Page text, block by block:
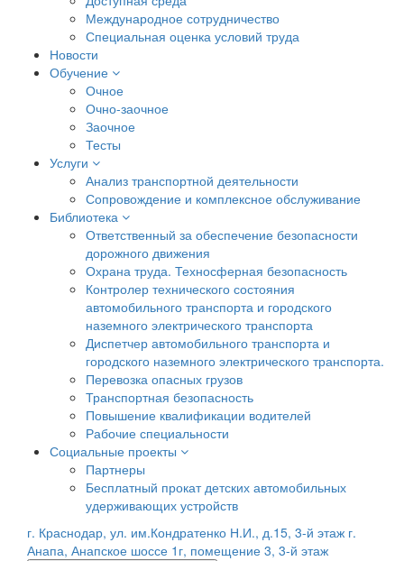
Международное сотрудничество
Специальная оценка условий труда
Новости
Обучение
Очное
Очно-заочное
Заочное
Тесты
Услуги
Анализ транспортной деятельности
Сопровождение и комплексное обслуживание
Библиотека
Ответственный за обеспечение безопасности
дорожного движения
Охрана труда. Техносферная безопасность
Контролер технического состояния
автомобильного транспорта и городского
наземного электрического транспорта
Диспетчер автомобильного транспорта и
городского наземного электрического транспорта.
Перевозка опасных грузов
Транспортная безопасность
Повышение квалификации водителей
Рабочие специальности
Социальные проекты
Партнеры
Бесплатный прокат детских автомобильных
удерживающих устройств
г. Краснодар, ул. им.Кондратенко Н.И., д.15, 3-й этаж г.
Анапа, Анапское шоссе 1г, помещение 3, 3-й этаж